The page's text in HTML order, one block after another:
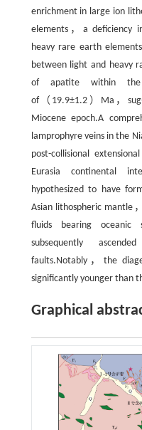
enrichment in large ion
elements，a deficiency
heavy rare earth
between light and heavy
of apatite within the
of（19.9±1.2）Ma，
Miocene epoch.A
lamprophyre veins in the
post-collisional
Eurasia continental
hypothesized to have
Asian lithospheric mantle
fluids bearing oceanic
subsequently
faults.Notably，the
significantly younger than
Graphical